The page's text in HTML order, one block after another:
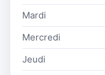
Mardi
Mercredi
Jeudi